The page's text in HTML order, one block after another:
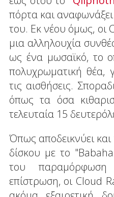
πόρτα και
του. Εκ νέου όμως, οι
μια αλληλουχία
ως ένα μωσαϊκό, το
πολυχρωματική θέα,
τις αισθήσεις.
όπως τα όσα
τελευταία 15
Όπως αποδεικνύει και
δίσκου με το
του
επίστρωση, οι Cloud